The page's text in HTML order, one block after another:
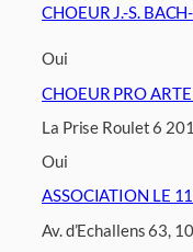
CHOEUR J.-S.
Oui
CHOEUR PRO
La Prise Roulet 6
Oui
ASSOCIATION LE
Av. d’Echallens 63,